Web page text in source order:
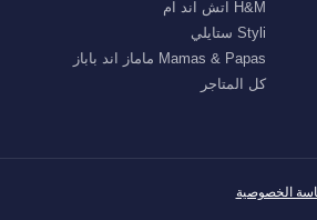
H&M اتش اند ام
Styli ستايلي
Mamas & Papas ماماز اند باباز
كل المتاجر
الخصوصية